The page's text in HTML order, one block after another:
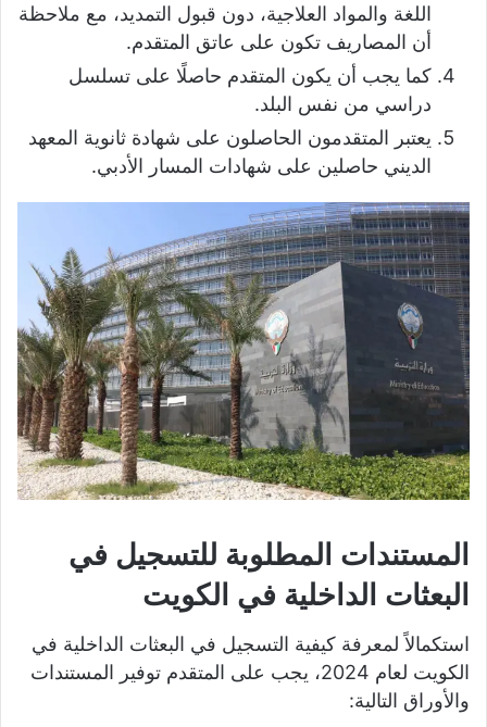
اللغة والمواد العلاجية، دون قبول التمديد، مع ملاحظة
أن المصاريف تكون على عاتق المتقدم.
كما يجب أن يكون المتقدم حاصلًا على تسلسل
دراسي من نفس البلد.
يعتبر المتقدمون الحاصلون على شهادة ثانوية المعهد
الديني حاصلين على شهادات المسار الأدبي.
المستندات المطلوبة للتسجيل في
البعثات الداخلية في الكويت
استكمالاً لمعرفة كيفية التسجيل في البعثات الداخلية في
الكويت لعام 2024، يجب على المتقدم توفير المستندات
والأوراق التالية: